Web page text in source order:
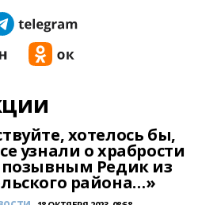
хотелось бы,
узнали о храбрости
позывным Редик из
района…»